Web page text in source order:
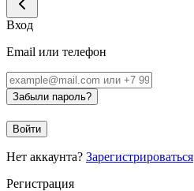
Вход
Email или телефон
Забыли пароль?
Войти
Нет аккаунта? Зарегистрироваться
Регистрация